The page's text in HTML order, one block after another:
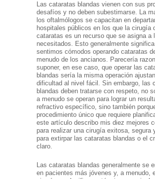
Las cataratas blandas vienen con sus
desafíos y no deben subestimarse. La
los oftalmólogos se capacitan en
hospitales públicos en los que la cirugía
cataratas es un recurso que se asigna a
necesitados. Esto generalmente
sentimos cómodos operando cataratas
menudo de los ancianos. Parecería
suponer, en ese caso, que operar las
blandas sería la misma operación
dificultad al nivel fácil. Sin embargo, las
blandas deben tratarse con respeto, no
a menudo se operan para lograr un
refractivo específico, sino también
procedimiento único que requiere
este artículo describo mis diez mejores
para realizar una cirugía exitosa, segura
para extirpar las cataratas blandas o el
claro.
Las cataratas blandas generalmente se
en pacientes más jóvenes y, a menudo,